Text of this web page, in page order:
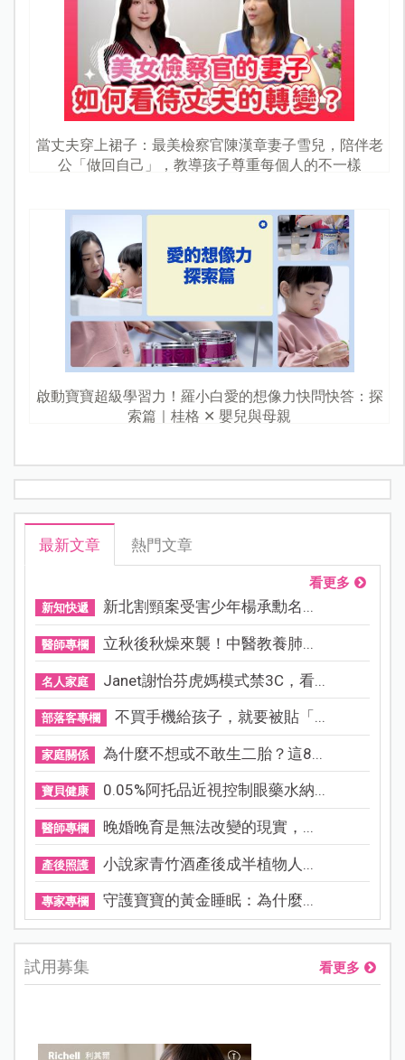
當丈夫穿上裙子：最美檢察官陳漢章妻子雪兒，陪伴老
公「做回自己」，教導孩子尊重每個人的不一樣
啟動寶寶超級學習力！羅小白愛的想像力快問快答：探
索篇｜桂格 ✕ 嬰兒與母親
最新文章 熱門文章
看更多
新知快遞 新北割頸案受害少年楊承勳名...
醫師專欄 立秋後秋燥來襲！中醫教養肺...
名人家庭 Janet謝怡芬虎媽模式禁3C，看...
部落客專欄 不買手機給孩子，就要被貼「...
家庭關係 為什麼不想或不敢生二胎？這8...
寶貝健康 0.05%阿托品近視控制眼藥水納...
醫師專欄 晚婚晚育是無法改變的現實，...
產後照護 小說家青竹酒產後成半植物人...
專家專欄 守護寶寶的黃金睡眠：為什麼...
試用募集 看更多